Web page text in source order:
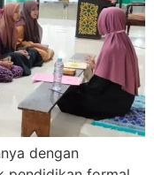
dengan